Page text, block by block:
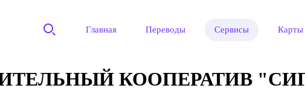
Главная Переводы Сервисы Карты
КООПЕРАТИВ